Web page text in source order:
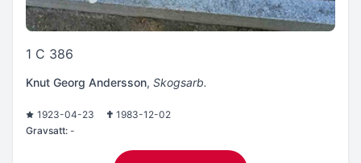
1 C 386
Knut Georg Andersson, Skogsarb.
1923-04-23
1983-12-02
Gravsatt: -